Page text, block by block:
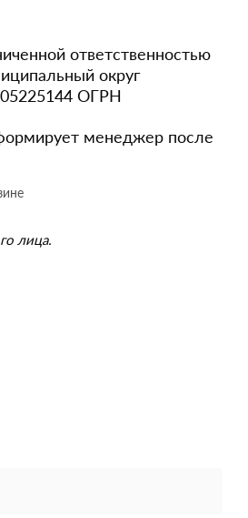
ответственностью
округ
ОГРН
менеджер после
лица.